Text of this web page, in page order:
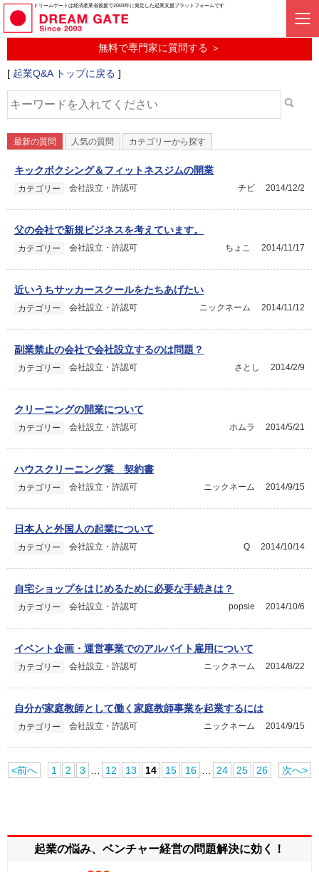
ドリームゲートは経済産業省後援で2003年に発足した起業支援プラットフォームです
起業に関するみんなの質問投稿サービス
起業Q&A
無料で専門家に質問する ＞
[ 起業Q&A トップに戻る ]
最新の質問 人気の質問 カテゴリーから探す
キックボクシング＆フィットネスジムの開業
カテゴリー 会社設立・許認可 2014/12/2
チビ
父の会社で新規ビジネスを考えています。
カテゴリー 会社設立・許認可 2014/11/17
ちょこ
近いうちサッカースクールをたちあげたい
カテゴリー 会社設立・許認可 2014/11/12
ニックネーム
副業禁止の会社で会社設立するのは問題？
カテゴリー 会社設立・許認可 2014/2/9
さとし
クリーニングの開業について
カテゴリー 会社設立・許認可 2014/5/21
ホムラ
ハウスクリーニング業 契約書
カテゴリー 会社設立・許認可 2014/9/15
ニックネーム
日本人と外国人の起業について
カテゴリー 会社設立・許認可 2014/10/14
Q
自宅ショップをはじめるために必要な手続きは？
カテゴリー 会社設立・許認可 2014/10/6
popsie
イベント企画・運営事業でのアルバイト雇用について
カテゴリー 会社設立・許認可 2014/8/22
ニックネーム
自分が家庭教師として働く家庭教師事業を起業するには
カテゴリー 会社設立・許認可 2014/9/15
ニックネーム
<前へ 1 2 3 12 13 14 15 16 24 25 26 次へ>
起業の悩み、ベンチャー経営の問題解決に効く！